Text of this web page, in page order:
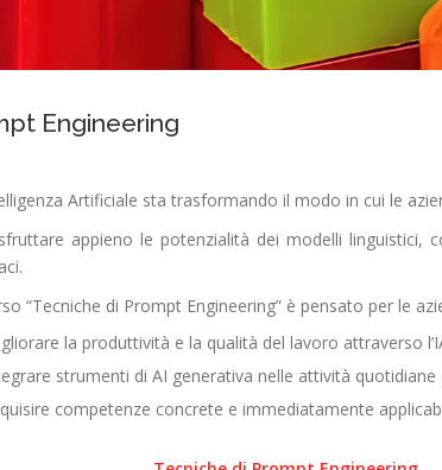
Engineering
Artificiale sta trasformando il modo in cui le
appieno le potenzialità dei modelli linguistici,
“Tecniche di Prompt Engineering” è pensato per le
la produttività e la qualità del lavoro attraverso
strumenti di AI generativa nelle attività
competenze concrete e immediatamente